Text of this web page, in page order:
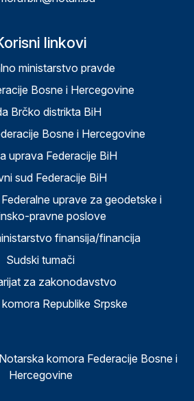
linkovi
ministarstvo pravde
Bosne i Hercegovine
Brčko distrikta BiH
Bosne i Hercegovine
uprava Federacije BiH
sud Federacije BiH
uprave za geodetske i
pravne poslove
finansija/financija
Sudski tumači
za zakonodavstvo
Republike Srpske
komora Federacije Bosne i
Hercegovine